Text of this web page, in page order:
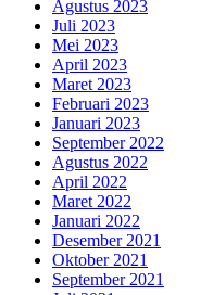
Agustus 2023
Juli 2023
Mei 2023
April 2023
Maret 2023
Februari 2023
Januari 2023
September 2022
Agustus 2022
April 2022
Maret 2022
Januari 2022
Desember 2021
Oktober 2021
September 2021